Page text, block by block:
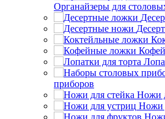
Органайзеры для
приборов
Ножи
Ножи